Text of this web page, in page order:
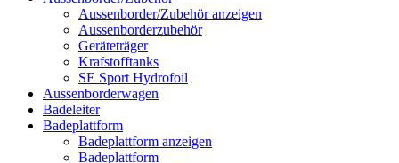
Aussenborder/Zubehör anzeigen
Aussenborderzubehör
Geräteträger
Krafstofftanks
SE Sport Hydrofoil
Aussenborderwagen
Badeleiter
Badeplattform
Badeplattform anzeigen
Badeplattform